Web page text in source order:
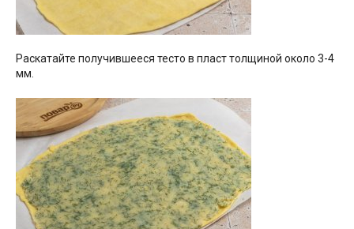
Раскатайте получившееся тесто в пласт толщиной около 3-4
мм.